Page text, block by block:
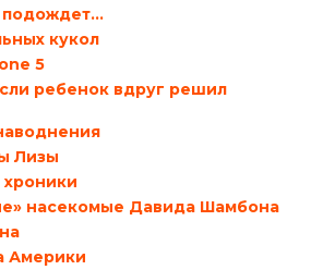
подождет…
кукол
5
ребенок вдруг решил
Лизы
насекомые Давида Шамбона
Америки